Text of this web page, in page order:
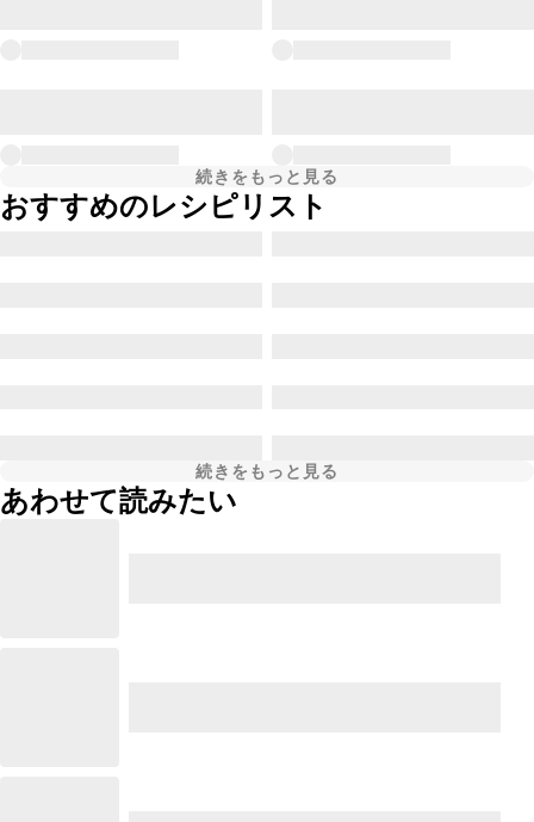
続きをもっと見る
おすすめのレシピリスト
続きをもっと見る
あわせて読みたい